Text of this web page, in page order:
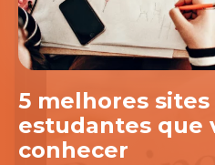
5 melhores sites
estudantes que
conhecer